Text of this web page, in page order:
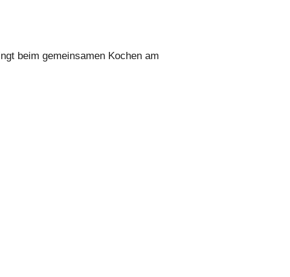
beim gemeinsamen Kochen am